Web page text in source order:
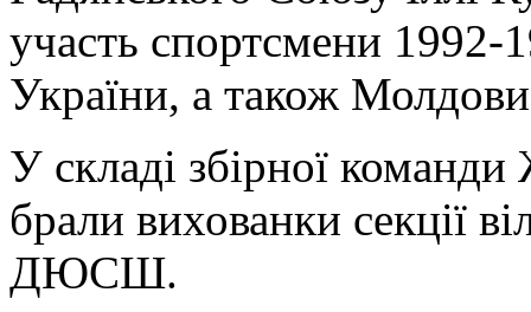
участь спортсмени 1992-
України, а також
У складі збірної
брали вихованки секції
ДЮСШ.